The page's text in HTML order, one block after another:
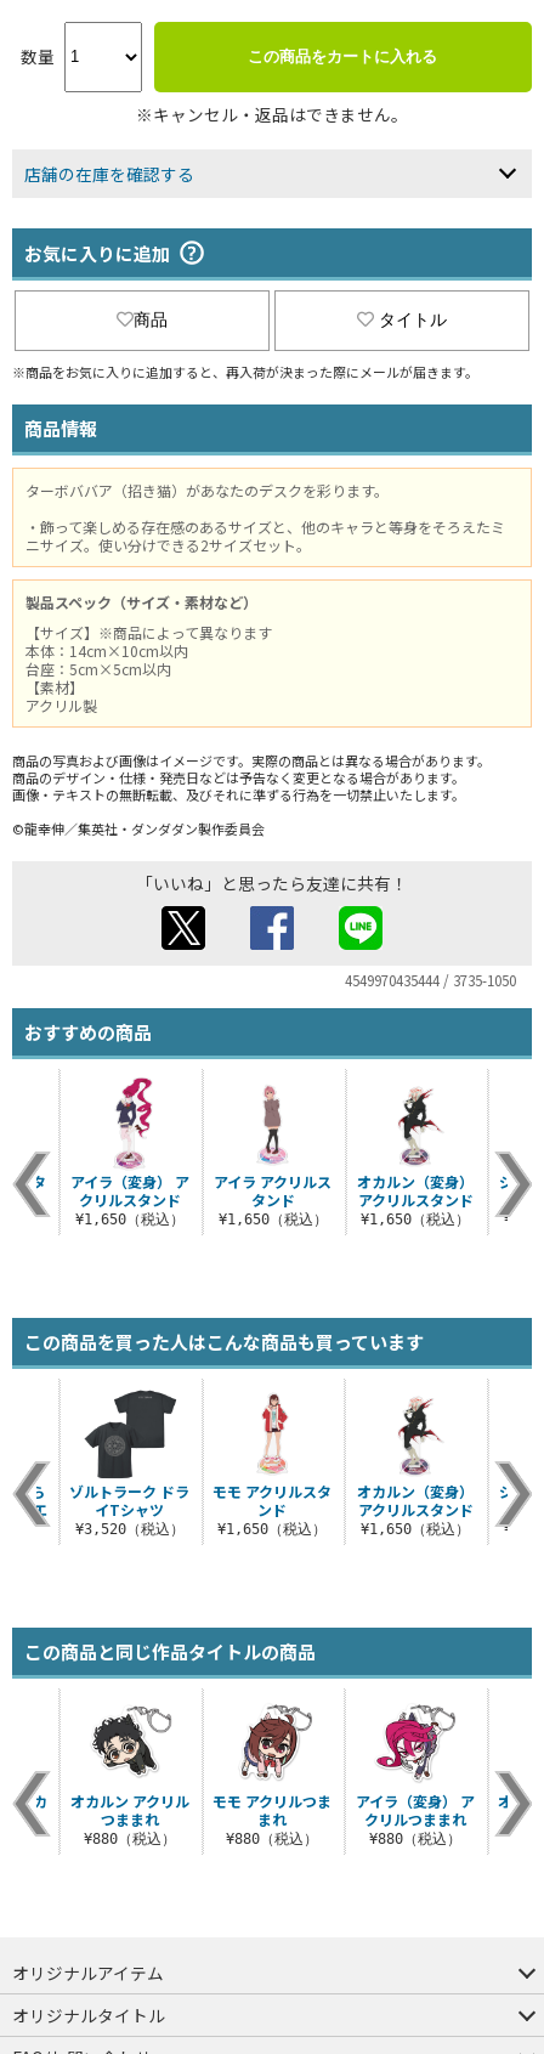
数量 この商品をカートに入れる
※キャンセル・返品はできません。
店舗の在庫を確認する
お気に入りに追加
商品 タイトル
※商品をお気に入りに追加すると、再入荷が決まった際にメールが届きます。
商品情報
ターボババア（招き猫）があなたのデスクを彩ります。
・飾って楽しめる存在感のあるサイズと、他のキャラと等身をそろえたミ
ニサイズ。使い分けできる2サイズセット。
製品スペック（サイズ・素材など）
【サイズ】※商品によって異なります
本体：14cm×10cm以内
台座：5cm×5cm以内
【素材】
アクリル製
商品の写真および画像はイメージです。実際の商品とは異なる場合があります。
商品のデザイン・仕様・発売日などは予告なく変更となる場合があります。
画像・テキストの無断転載、及びそれに準ずる行為を一切禁止いたします。
©龍幸伸／集英社・ダンダダン製作委員会
「いいね」と思ったら友達に共有！
4549970435444 / 3735-1050
おすすめの商品
アイラ アクリルス
タンド
¥1,650（税込）
オカルン（変身）
アクリルスタンド
¥1,650（税込）
ジジ
リ
スタ
込）
アイラ（変身） ア
クリルスタンド
¥1,650（税込）
この商品を買った人はこんな商品も買っています
モモ アクリルスタ
ンド
¥1,650（税込）
オカルン（変身）
アクリルスタンド
¥1,650（税込）
ジジ
リ
べら
ン エ
ゾルトラーク ドラ
イTシャツ
¥3,520（税込）
この商品と同じ作品タイトルの商品
モモ アクリルつま
まれ
¥880（税込）
アイラ（変身） ア
クリルつままれ
¥880（税込）
オカ
ス
ッカ
込）
オカルン アクリル
つままれ
¥880（税込）
オリジナルアイテム
つままれ
つかまれ
ピョコッテ
オリジナルタイトル
アイテムヤ
ミスカトニック大學購買部